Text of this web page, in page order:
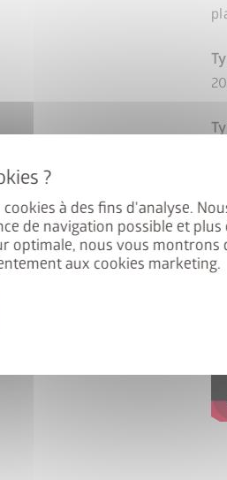
à des fins d'analyse.
de navigation possible et
optimale, nous vous montrons
aux cookies marketing.
: 50% sur
de sol
Panorama, HighLine,
de 50% de réduction
l’abri de jardin et le